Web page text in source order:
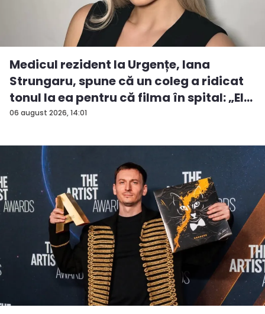
06 august 2026, 14:01
Medicul rezident la Urgențe, Iana
Strungaru, spune că un coleg a ridicat
tonul la ea pentru că filma în spital: „El
a...